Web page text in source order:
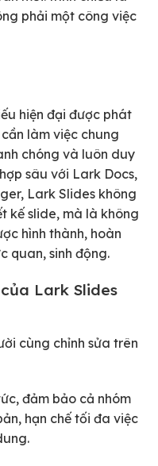
phải một công việc
hiện đại được phát
làm việc chung
chóng và luôn duy
sâu với Lark Docs,
Lark Slides không
kế slide, mà là không
hình thành, hoàn
quan, sinh động.
Lark Slides
cùng chỉnh sửa trên
đảm bảo cả nhóm
hạn chế tối đa việc